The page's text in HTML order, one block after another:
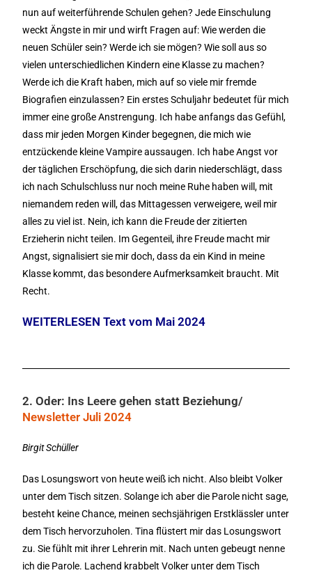
nun auf weiterführende Schulen gehen? Jede Einschulung
weckt Ängste in mir und wirft Fragen auf: Wie werden die
neuen Schüler sein? Werde ich sie mögen? Wie soll aus so
vielen unterschiedlichen Kindern eine Klasse zu machen?
Werde ich die Kraft haben, mich auf so viele mir fremde
Biografien einzulassen? Ein erstes Schuljahr bedeutet für mich
immer eine große Anstrengung. Ich habe anfangs das Gefühl,
dass mir jeden Morgen Kinder begegnen, die mich wie
entzückende kleine Vampire aussaugen. Ich habe Angst vor
der täglichen Erschöpfung, die sich darin niederschlägt, dass
ich nach Schulschluss nur noch meine Ruhe haben will, mit
niemandem reden will, das Mittagessen verweigere, weil mir
alles zu viel ist. Nein, ich kann die Freude der zitierten
Erzieherin nicht teilen. Im Gegenteil, ihre Freude macht mir
Angst, signalisiert sie mir doch, dass da ein Kind in meine
Klasse kommt, das besondere Aufmerksamkeit braucht. Mit
Recht.
WEITERLESEN Text vom Mai 2024
2. Oder: Ins Leere gehen statt Beziehung/
Newsletter Juli 2024
Birgit Schüller
Das Losungswort von heute weiß ich nicht. Also bleibt Volker
unter dem Tisch sitzen. Solange ich aber die Parole nicht sage,
besteht keine Chance, meinen sechsjährigen Erstklässler unter
dem Tisch hervorzuholen. Tina flüstert mir das Losungswort
zu. Sie fühlt mit ihrer Lehrerin mit. Nach unten gebeugt nenne
ich die Parole. Lachend krabbelt Volker unter dem Tisch